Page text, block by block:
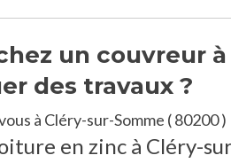
un couvreur
des travaux ?
à Cléry-sur-Somme ( 80200 )
en zinc à Cléry-